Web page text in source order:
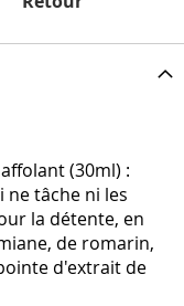
(30ml) :
ne tâche ni les
la détente, en
de romarin,
d'extrait de